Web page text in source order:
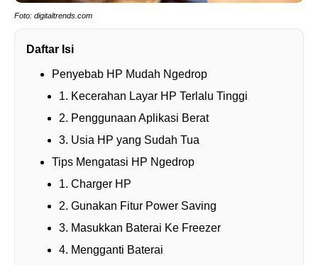
Foto: digitaltrends.com
Daftar Isi
Penyebab HP Mudah Ngedrop
1. Kecerahan Layar HP Terlalu Tinggi
2. Penggunaan Aplikasi Berat
3. Usia HP yang Sudah Tua
Tips Mengatasi HP Ngedrop
1. Charger HP
2. Gunakan Fitur Power Saving
3. Masukkan Baterai Ke Freezer
4. Mengganti Baterai